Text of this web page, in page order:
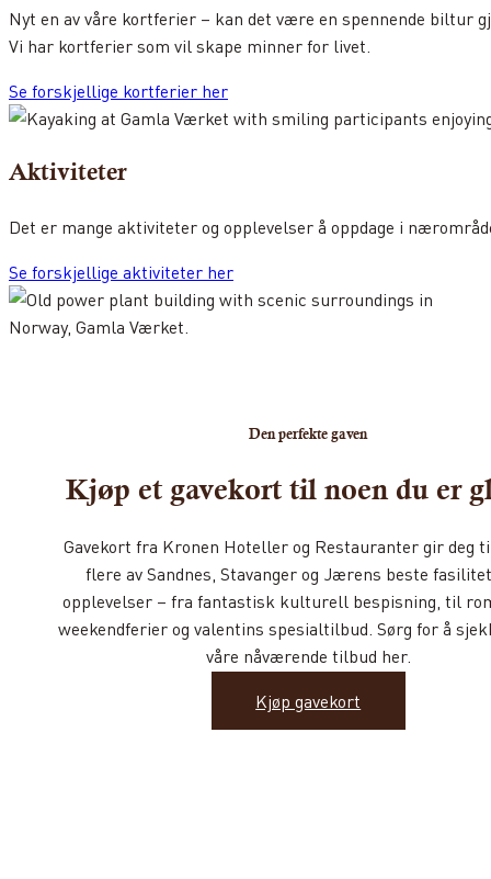
Nyt en av våre kortferier – kan det være en spennende
Vi har kortferier som vil skape minner for livet.
Se forskjellige kortferier her
Aktiviteter
Det er mange aktiviteter og opplevelser å oppdage i
Se forskjellige aktiviteter her
Den perfekte gaven
Kjøp et gavekort til noen du er
Gavekort fra Kronen Hoteller og Restauranter gir deg
flere av Sandnes, Stavanger og Jærens beste
opplevelser – fra fantastisk kulturell bespisning, til
weekendferier og valentins spesialtilbud. Sørg for å
våre nåværende tilbud her.
Kjøp gavekort